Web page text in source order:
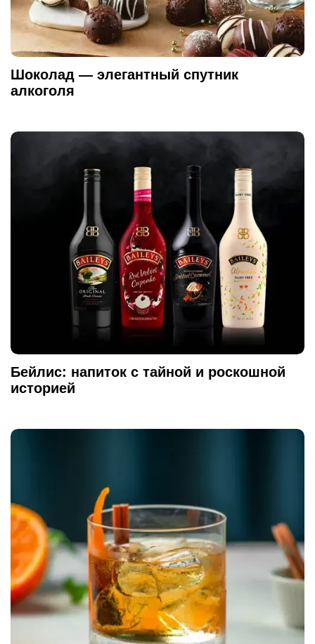
Шоколад — элегантный спутник
алкоголя
Бейлис: напиток с тайной и роскошной
историей